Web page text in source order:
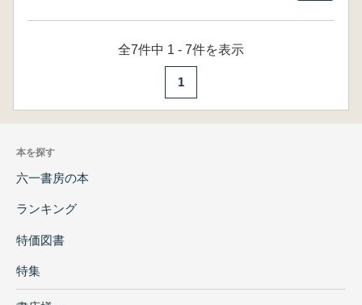
全7件中 1 - 7件を表示
1
本を探す
六一書房の本
ランキング
特価図書
特集